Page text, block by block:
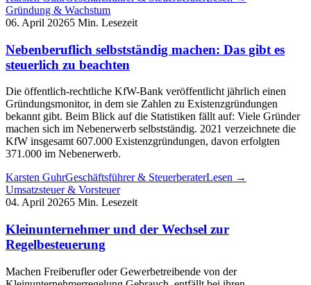
Gründung & Wachstum
06. April 20265 Min. Lesezeit
Nebenberuflich selbstständig machen: Das gibt es
steuerlich zu beachten
Die öffentlich-rechtliche KfW-Bank veröffentlicht jährlich einen
Gründungsmonitor, in dem sie Zahlen zu Existenzgründungen
bekannt gibt. Beim Blick auf die Statistiken fällt auf: Viele Gründer
machen sich im Nebenerwerb selbstständig. 2021 verzeichnete die
KfW insgesamt 607.000 Existenzgründungen, davon erfolgten
371.000 im Nebenerwerb.
Karsten GuhrGeschäftsführer & SteuerberaterLesen →
Umsatzsteuer & Vorsteuer
04. April 20265 Min. Lesezeit
Kleinunternehmer und der Wechsel zur
Regelbesteuerung
Machen Freiberufler oder Gewerbetreibende von der